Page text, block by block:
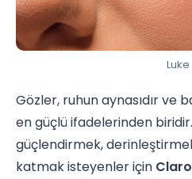
Luke
Gözler, ruhun aynasıdır ve
en güçlü ifadelerinden
güçlendirmek,
katmak isteyenler için